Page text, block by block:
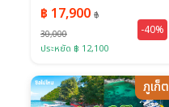
฿ 17,900 ฿
30,000
ประหยัด ฿ 12,100
-40%
ภูเก็ต